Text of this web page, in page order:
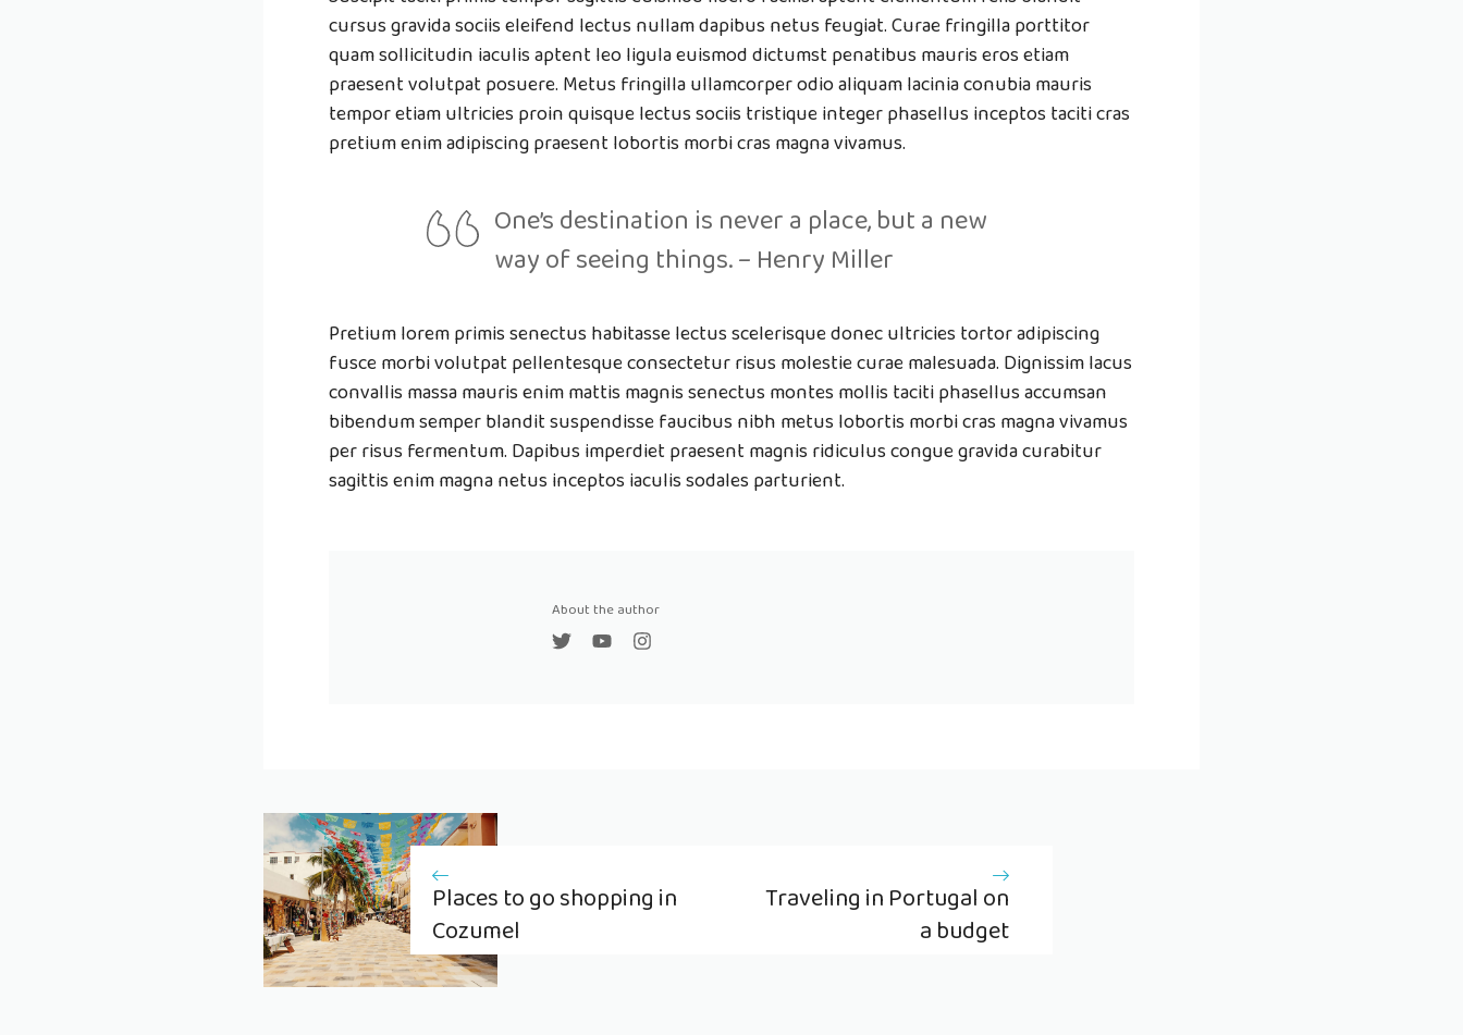
cursus gravida sociis eleifend lectus nullam dapibus netus feugiat. Curae fringilla porttitor
quam sollicitudin iaculis aptent leo ligula euismod dictumst penatibus mauris eros etiam
praesent volutpat posuere. Metus fringilla ullamcorper odio aliquam lacinia conubia mauris
tempor etiam ultricies proin quisque lectus sociis tristique integer phasellus inceptos taciti cras
pretium enim adipiscing praesent lobortis morbi cras magna vivamus.
One’s destination is never a place, but a new
way of seeing things. – Henry Miller
Pretium lorem primis senectus habitasse lectus scelerisque donec ultricies tortor adipiscing
fusce morbi volutpat pellentesque consectetur risus molestie curae malesuada. Dignissim lacus
convallis massa mauris enim mattis magnis senectus montes mollis taciti phasellus accumsan
bibendum semper blandit suspendisse faucibus nibh metus lobortis morbi cras magna vivamus
per risus fermentum. Dapibus imperdiet praesent magnis ridiculus congue gravida curabitur
sagittis enim magna netus inceptos iaculis sodales parturient.
About the author
Places to go shopping in
Cozumel
Traveling in Portugal on
a budget